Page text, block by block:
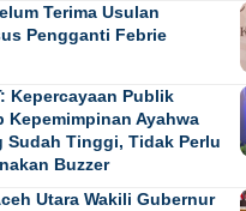
Terima Usulan
Pengganti Febrie
Kepercayaan Publik
Kepemimpinan Ayahwa
Sudah Tinggi, Tidak Perlu
Buzzer
Utara Wakili Gubernur